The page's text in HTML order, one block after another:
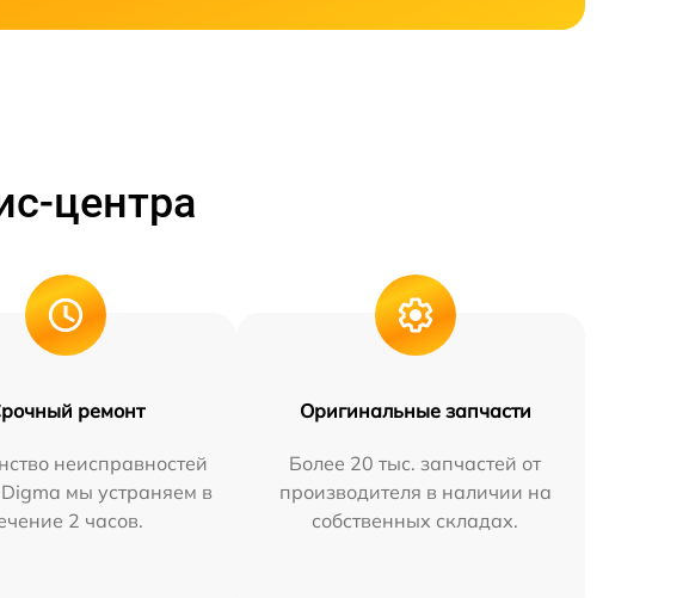
центра
ремонт
неисправностей
мы устраняем в
2 часов.
Оригинальные запчасти
Более 20 тыс. запчастей от
производителя в наличии на
собственных складах.